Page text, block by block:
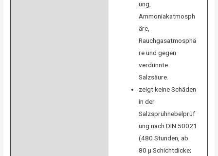
ung,
Ammoniakatmosph
äre,
Rauchgasatmosphä
re und gegen
verdünnte
Salzsäure.
zeigt keine Schäden
in der
Salzsprühnebelprüf
ung nach DIN 50021
(480 Stunden, ab
80 µ Schichtdicke;